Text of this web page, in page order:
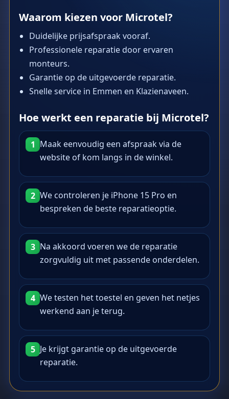
Waarom kiezen voor Microtel?
Duidelijke prijsafspraak vooraf.
Professionele reparatie door ervaren
monteurs.
Garantie op de uitgevoerde reparatie.
Snelle service in Emmen en Klazienaveen.
Hoe werkt een reparatie bij Microtel?
1 Maak eenvoudig een afspraak via de
website of kom langs in de winkel.
2 We controleren je iPhone 15 Pro en
bespreken de beste reparatieoptie.
3 Na akkoord voeren we de reparatie
zorgvuldig uit met passende onderdelen.
4 We testen het toestel en geven het netjes
werkend aan je terug.
5 Je krijgt garantie op de uitgevoerde
reparatie.